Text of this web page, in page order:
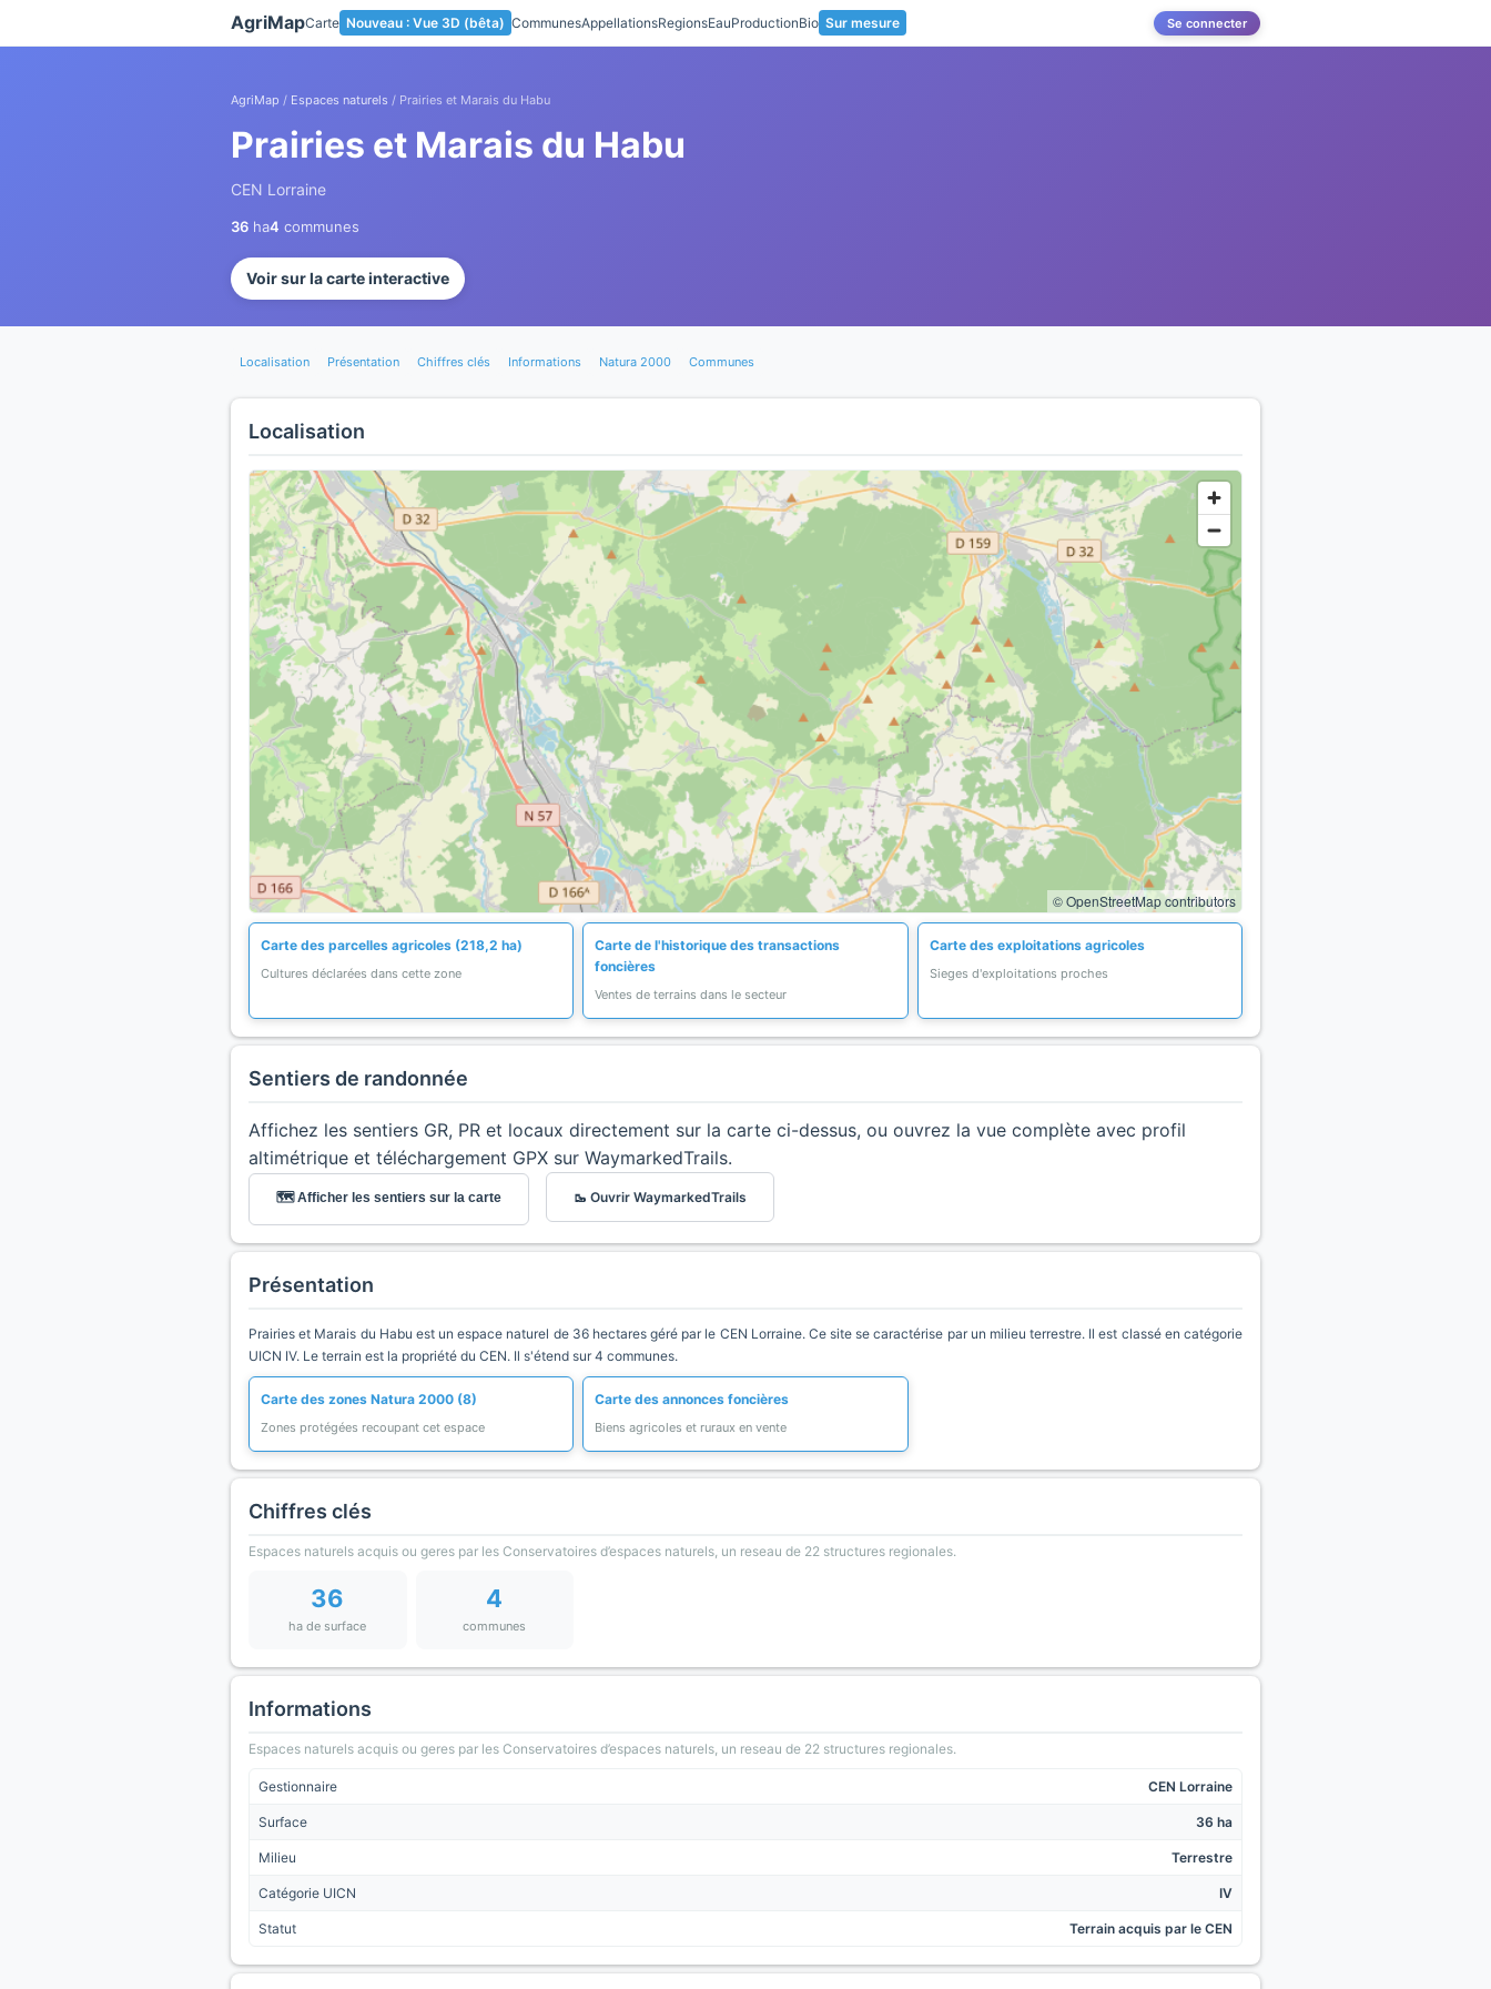
AgriMapCarte Nouveau : Vue 3D (bêta) CommunesAppellationsRegionsEauProductionBio Sur mesure Se connecter
AgriMap / Espaces naturels / Prairies et Marais du Habu
Prairies et Marais du Habu
CEN Lorraine
36 ha4 communes
Voir sur la carte interactive
Localisation Présentation Chiffres clés Informations Natura 2000 Communes
Localisation
© OpenStreetMap contributors
Carte des parcelles agricoles (218,2 ha)
Cultures déclarées dans cette zone
Carte de l'historique des transactions
foncières
Ventes de terrains dans le secteur
Carte des exploitations agricoles
Sieges d'exploitations proches
Sentiers de randonnée
Affichez les sentiers GR, PR et locaux directement sur la carte ci-dessus, ou ouvrez la vue complète avec profil
altimétrique et téléchargement GPX sur WaymarkedTrails.
🗺️ Afficher les sentiers sur la carte 🥾 Ouvrir WaymarkedTrails
Présentation
Prairies et Marais du Habu est un espace naturel de 36 hectares géré par le CEN Lorraine. Ce site se caractérise par un milieu terrestre. Il est classé en catégorie
UICN IV. Le terrain est la propriété du CEN. Il s'étend sur 4 communes.
Carte des zones Natura 2000 (8)
Zones protégées recoupant cet espace
Carte des annonces foncières
Biens agricoles et ruraux en vente
Chiffres clés
Espaces naturels acquis ou geres par les Conservatoires d’espaces naturels, un reseau de 22 structures regionales.
36
ha de surface
4
communes
Informations
Espaces naturels acquis ou geres par les Conservatoires d’espaces naturels, un reseau de 22 structures regionales.
Gestionnaire CEN Lorraine
Surface 36 ha
Milieu Terrestre
Catégorie UICN IV
Statut Terrain acquis par le CEN
Panneau de gestion des cookies